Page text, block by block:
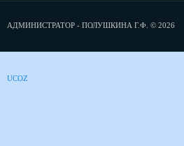
АДМИНИСТРАТОР - ПОЛУШКИНА Г.Ф. © 2026
UCOZ